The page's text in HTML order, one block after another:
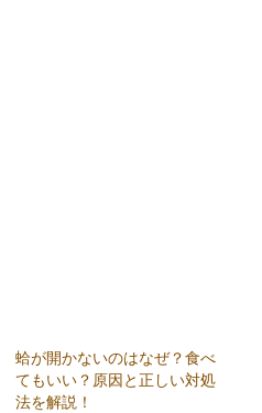
蛤が開かないのはなぜ？食べ
てもいい？原因と正しい対処
法を解説！